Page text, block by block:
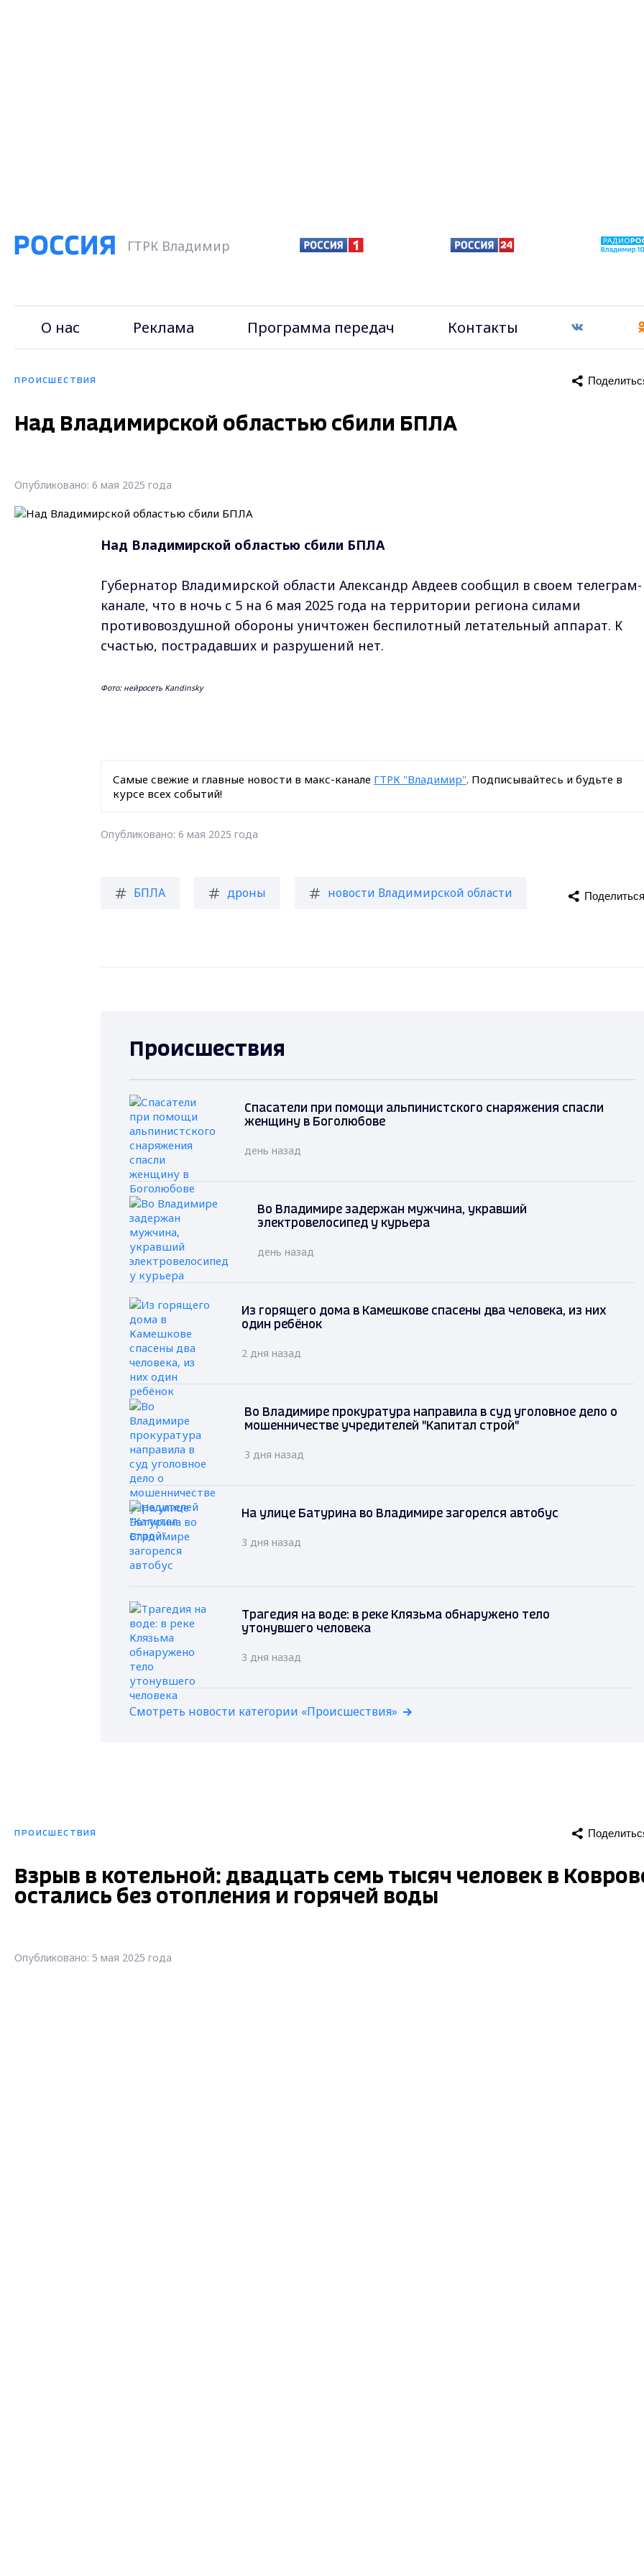
ГТРК Владимир
О нас Реклама Программа передач Контакты
ПРОИСШЕСТВИЯ
Над Владимирской областью сбили БПЛА
Опубликовано: 6 мая 2025 года
Над Владимирской областью сбили БПЛА
Губернатор Владимирской области Александр Авдеев сообщил в своем телеграм-
канале, что в ночь с 5 на 6 мая 2025 года на территории региона силами
противовоздушной обороны уничтожен беспилотный летательный аппарат. К
счастью, пострадавших и разрушений нет.
Фото: нейросеть Kandinsky
Самые свежие и главные новости в макс-канале ГТРК "Владимир". Подписывайтесь и будьте в
курсе всех событий!
Опубликовано: 6 мая 2025 года
БПЛА дроны новости Владимирской области Поделиться
Происшествия
Спасатели при помощи альпинистского снаряжения спасли
женщину в Боголюбове
день назад
Во Владимире задержан мужчина, укравший
электровелосипед у курьера
день назад
Из горящего дома в Камешкове спасены два человека, из них
один ребёнок
2 дня назад
Во Владимире прокуратура направила в суд уголовное дело о
мошенничестве учредителей "Капитал строй"
3 дня назад
На улице Батурина во Владимире загорелся автобус
3 дня назад
Трагедия на воде: в реке Клязьма обнаружено тело
утонувшего человека
3 дня назад
Смотреть новости категории «Происшествия»
ПРОИСШЕСТВИЯ
Взрыв в котельной: двадцать семь тысяч человек в
остались без отопления и горячей воды
Опубликовано: 5 мая 2025 года